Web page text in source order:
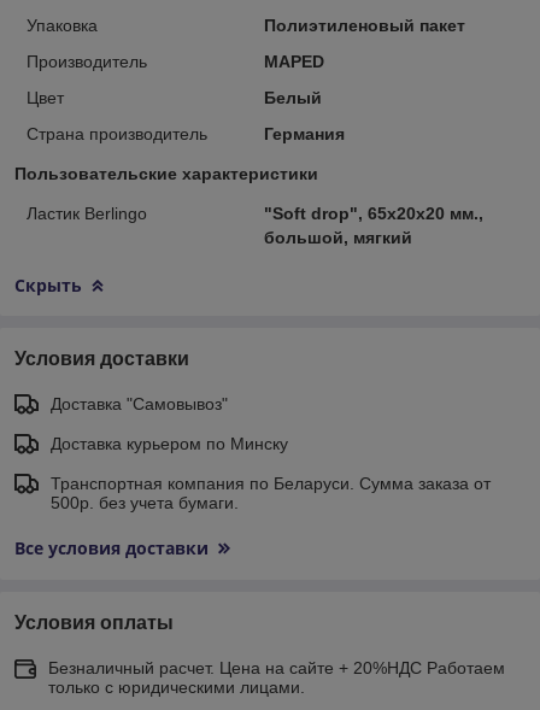
Упаковка
Полиэтиленовый пакет
Производитель
MAPED
Цвет
Белый
Страна производитель
Германия
Пользовательские характеристики
Ластик Berlingo
"Soft drop", 65х20х20 мм.,
большой, мягкий
Скрыть
Условия доставки
Доставка "Самовывоз"
Доставка курьером по Минску
Транспортная компания по Беларуси. Сумма заказа от
500р. без учета бумаги.
Все условия доставки
Условия оплаты
Безналичный расчет. Цена на сайте + 20%НДС Работаем
только с юридическими лицами.